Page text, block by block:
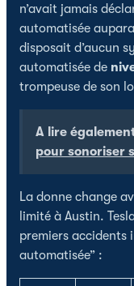
n’avait jamais
automatisée
disposait d’aucun
automatisée de
trompeuse de son
A lire
pour sonoriser
La donne change
limité à Austin.
premiers accidents
automatisée” :